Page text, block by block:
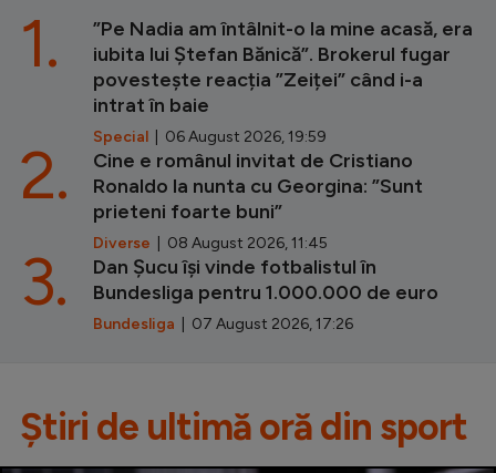
”Pe Nadia am întâlnit-o la mine acasă, era
iubita lui Ștefan Bănică”. Brokerul fugar
povestește reacția ”Zeiței” când i-a
intrat în baie
Special | 06 August 2026, 19:59
1.
Cine e românul invitat de Cristiano
Ronaldo la nunta cu Georgina: ”Sunt
prieteni foarte buni”
Diverse | 08 August 2026, 11:45
2.
Dan Șucu își vinde fotbalistul în
Bundesliga pentru 1.000.000 de euro
Bundesliga | 07 August 2026, 17:26
3.
Știri de ultimă oră din sport